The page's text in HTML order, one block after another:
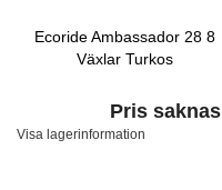
Ecoride Ambassador 28 8
Växlar Turkos
Pris saknas
Visa lagerinformation